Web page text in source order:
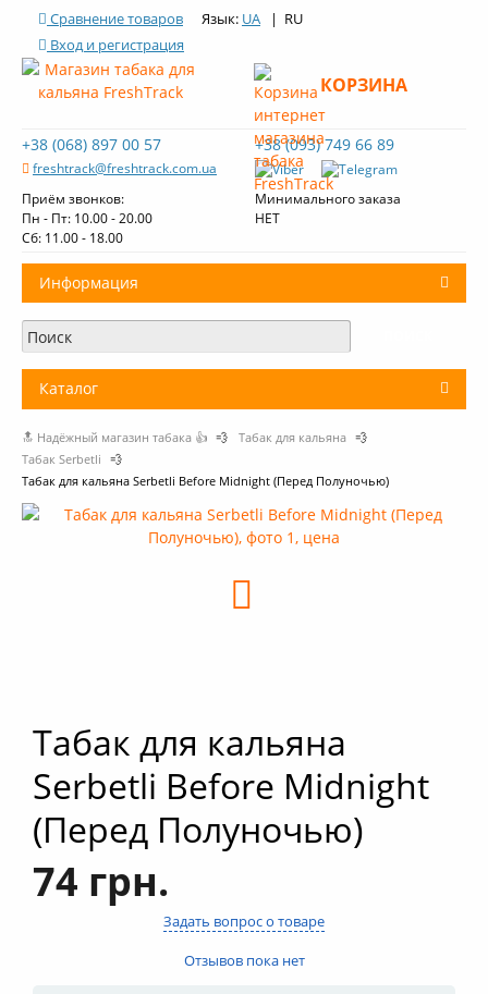
Сравнение товаров Язык: UA | RU
Вход и регистрация
+38 (068) 897 00 57
freshtrack@freshtrack.com.ua
+38 (093) 749 66 89
Приём звонков:
Пн - Пт: 10.00 - 20.00
Cб: 11.00 - 18.00
Минимального заказа
НЕТ
КОРЗИНА
Информация
О нас
Доставка и оплата
Обзоры табака Fresh Track
Каталог
Табак для кальяна
Уголь для кальяна
Кальяны
🔝 Надёжный магазин табака 👍 💨 Табак для кальяна 💨
Табак Serbetli 💨
Табак для кальяна Serbetli Before Midnight (Перед Полуночью)
Табак для кальяна
Serbetli Before Midnight
(Перед Полуночью)
74 грн.
Задать вопрос о товаре
Отзывов пока нет